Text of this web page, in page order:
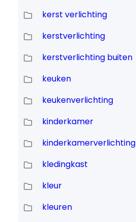
kerst verlichting
kerstverlichting
kerstverlichting buiten
keuken
keukenverlichting
kinderkamer
kinderkamerverlichting
kledingkast
kleur
kleuren